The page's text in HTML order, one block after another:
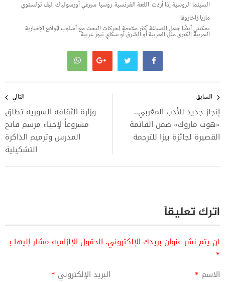
السينما الروسية إذا أردت اللغة الفرنسية روسيا سيرغي أورسولياك ليف تولستوي
ماريا زاخاروفا
يمكنني أيضًا جعل الصياغة أكثر ملاءمة لمحركات البحث مع أسلوب المواقع الإخبارية
العربية الكبرى مثل العربية أو الشرق أو سكاي نيوز عربية.
المقالات
السابق
إنجاز جديد للأدب المغربي..
«هوت ماروك» ضمن القائمة
القصيرة لجائزة بيزا للترجمة
التالي
وزارة الثقافة السورية تطلق
مشروعاً لإحياء مرسم فاتح
المدرس وترميم الذاكرة
التشكيلية
اترك تعليقاً
لن يتم نشر عنوان بريدك الإلكتروني. الحقول الإلزامية مشار إليها بـ
*
الاسم * البريد الإلكتروني *